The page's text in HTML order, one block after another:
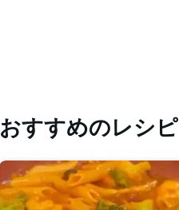
おすすめのレシピ